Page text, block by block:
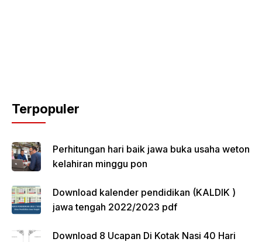
Terpopuler
Perhitungan hari baik jawa buka usaha weton
kelahiran minggu pon
Download kalender pendidikan (KALDIK )
jawa tengah 2022/2023 pdf
Download 8 Ucapan Di Kotak Nasi 40 Hari